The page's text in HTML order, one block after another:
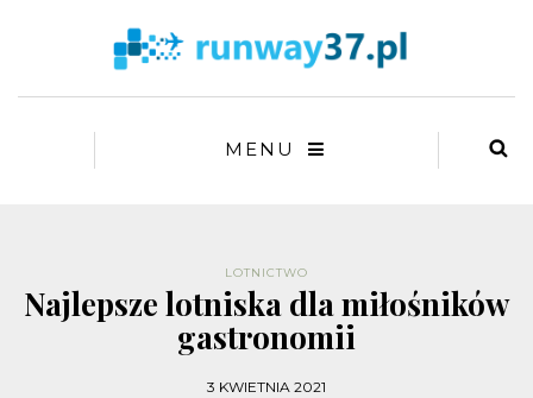
MENU
LOTNICTWO
Najlepsze lotniska dla miłośników
gastronomii
3 KWIETNIA 2021